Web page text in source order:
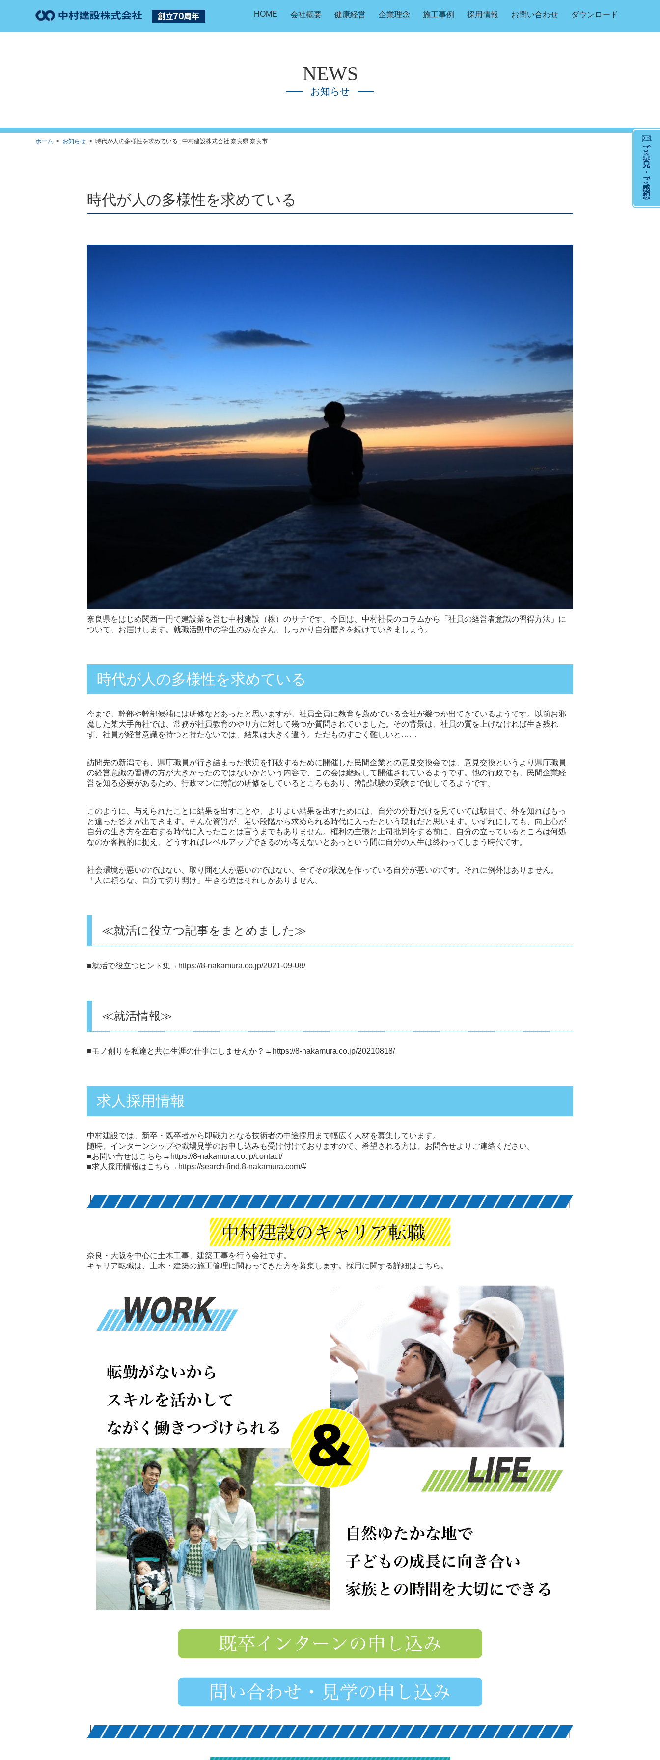
HOME 会社概要 健康経営 企業理念 施工事例 採用情報 お問い合わせ ダウンロード
NEWS
お知らせ
ホーム > お知らせ > 時代が人の多様性を求めている | 中村建設株式会社 奈良県 奈良市
時代が人の多様性を求めている
奈良県をはじめ関西一円で建設業を営む中村建設（株）のサチです。今回は、中村社長のコラムから「社員の経営者意識の習得方法」に
ついて、お届けします。就職活動中の学生のみなさん、しっかり自分磨きを続けていきましょう。
時代が人の多様性を求めている
今まで、幹部や幹部候補には研修などあったと思いますが、社員全員に教育を薦めている会社が幾つか出てきているようです。以前お邪
魔した某大手商社では、常務が社員教育のやり方に対して幾つか質問されていました。その背景は、社員の質を上げなければ生き残れ
ず、社員が経営意識を持つと持たないでは、結果は大きく違う。ただものすごく難しいと……
訪問先の新潟でも、県庁職員が行き詰まった状況を打破するために開催した民間企業との意見交換会では、意見交換というより県庁職員
の経営意識の習得の方が大きかったのではないかという内容で、この会は継続して開催されているようです。他の行政でも、民間企業経
営を知る必要があるため、行政マンに簿記の研修をしているところもあり、簿記試験の受験まで促してるようです。
このように、与えられたことに結果を出すことや、よりよい結果を出すためには、自分の分野だけを見ていては駄目で、外を知ればもっ
と違った答えが出てきます。そんな資質が、若い段階から求められる時代に入ったという現れだと思います。いずれにしても、向上心が
自分の生き方を左右する時代に入ったことは言うまでもありません。権利の主張と上司批判をする前に、自分の立っているところは何処
なのか客観的に捉え、どうすればレベルアップできるのか考えないとあっという間に自分の人生は終わってしまう時代です。
社会環境が悪いのではない、取り囲む人が悪いのではない、全てその状況を作っている自分が悪いのです。それに例外はありません。
「人に頼るな、自分で切り開け」生きる道はそれしかありません。
≪就活に役立つ記事をまとめました≫
■就活で役立つヒント集→ https://8-nakamura.co.jp/2021-09-08/
≪就活情報≫
■モノ創りを私達と共に生涯の仕事にしませんか？→ https://8-nakamura.co.jp/20210818/
求人採用情報
中村建設では、新卒・既卒者から即戦力となる技術者の中途採用まで幅広く人材を募集しています。
随時、インターンシップや職場見学のお申し込みも受け付けておりますので、希望される方は、お問合せよりご連絡ください。
■お問い合せはこちら→ https://8-nakamura.co.jp/contact/
■求人採用情報はこちら→ https://search-find.8-nakamura.com/#
奈良・大阪を中心に土木工事、建築工事を行う会社です。
キャリア転職は、土木・建築の施工管理に関わってきた方を募集します。採用に関する詳細はこちら。